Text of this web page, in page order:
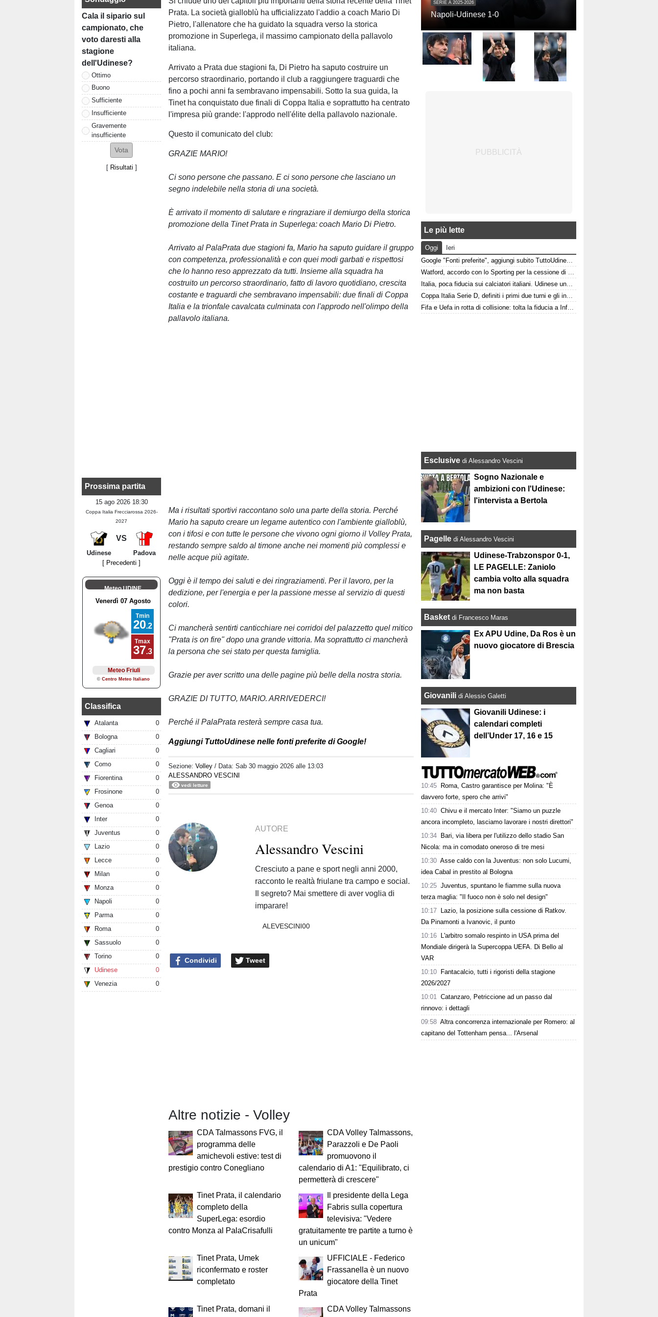
Cala il sipario sul
campionato, che
voto daresti alla
stagione
dell'Udinese?
Ottimo
Buono
Sufficiente
Insufficiente
Gravemente
insufficiente
[ Risultati ]
Prossima partita
15 ago 2026 18:30
Coppa Italia Frecciarossa 2026-
2027
VS
Udinese
Padova
[ Precedenti ]
Meteo UDINE
Classifica
Atalanta
0
Bologna
0
Cagliari
0
Como
0
Fiorentina
0
Frosinone
0
Genoa
0
Inter
0
Juventus
0
Lazio
0
Lecce
0
Milan
0
Monza
0
Napoli
0
Parma
0
Roma
0
Sassuolo
0
Torino
0
Udinese
0
Venezia
0
Prata. La società gialloblù ha ufficializzato l'addio a coach Mario Di
Pietro, l'allenatore che ha guidato la squadra verso la storica
promozione in Superlega, il massimo campionato della pallavolo
italiana.
Arrivato a Prata due stagioni fa, Di Pietro ha saputo costruire un
percorso straordinario, portando il club a raggiungere traguardi che
fino a pochi anni fa sembravano impensabili. Sotto la sua guida, la
Tinet ha conquistato due finali di Coppa Italia e soprattutto ha centrato
l'impresa più grande: l'approdo nell'élite della pallavolo nazionale.
Questo il comunicato del club:
GRAZIE MARIO!
Ci sono persone che passano. E ci sono persone che lasciano un
segno indelebile nella storia di una società.
È arrivato il momento di salutare e ringraziare il demiurgo della storica
promozione della Tinet Prata in Superlega: coach Mario Di Pietro.
Arrivato al PalaPrata due stagioni fa, Mario ha saputo guidare il gruppo
con competenza, professionalità e con quei modi garbati e rispettosi
che lo hanno reso apprezzato da tutti. Insieme alla squadra ha
costruito un percorso straordinario, fatto di lavoro quotidiano, crescita
costante e traguardi che sembravano impensabili: due finali di Coppa
Italia e la trionfale cavalcata culminata con l'approdo nell'olimpo della
pallavolo italiana.
Ma i risultati sportivi raccontano solo una parte della storia. Perché
Mario ha saputo creare un legame autentico con l'ambiente gialloblù,
con i tifosi e con tutte le persone che vivono ogni giorno il Volley Prata,
restando sempre saldo al timone anche nei momenti più complessi e
nelle acque più agitate.
Oggi è il tempo dei saluti e dei ringraziamenti. Per il lavoro, per la
dedizione, per l'energia e per la passione messe al servizio di questi
colori.
Ci mancherà sentirti canticchiare nei corridoi del palazzetto quel mitico
"Prata is on fire" dopo una grande vittoria. Ma soprattutto ci mancherà
la persona che sei stato per questa famiglia.
Grazie per aver scritto una delle pagine più belle della nostra storia.
GRAZIE DI TUTTO, MARIO. ARRIVEDERCI!
Perché il PalaPrata resterà sempre casa tua.
Aggiungi TuttoUdinese nelle fonti preferite di Google!
Sezione:Volley / Data:Sab 30 maggio 2026 alle 13:03
ALESSANDRO VESCINI
vedi letture
AUTORE
Alessandro Vescini
Cresciuto a pane e sport negli anni 2000,
racconto le realtà friulane tra campo e social.
Il segreto? Mai smettere di aver voglia di
imparare!
ALEVESCINI00
Condividi Tweet
Altre notizie - Volley
CDA Talmassons FVG, il
programma delle
amichevoli estive: test di
prestigio contro Conegliano
CDA Volley Talmassons,
Parazzoli e De Paoli
promuovono il
calendario di A1: "Equilibrato, ci
permetterà di crescere"
Tinet Prata, il calendario
completo della
SuperLega: esordio
contro Monza al PalaCrisafulli
Il presidente della Lega
Fabris sulla copertura
televisiva: "Vedere
gratuitamente tre partite a turno è
un unicum"
Tinet Prata, Umek
riconfermato e roster
completato
UFFICIALE - Federico
Frassanella è un nuovo
giocatore della Tinet
Prata
Tinet Prata, domani il
CDA Volley Talmassons
SERIE A 2025-2026
Napoli-Udinese 1-0
Le più lette
Oggi
Ieri
Google "Fonti preferite", aggiungi subito TuttoUdinese e personalizza le tue notizie
Watford, accordo con lo Sporting per la cessione di Irankunda. Le cifre
Italia, poca fiducia sui calciatori italiani. Udinese una delle poche eccezioni
Coppa Italia Serie D, definiti i primi due turni e gli incroci per le friulane
Fifa e Uefa in rotta di collisione: tolta la fiducia a Infantino
Esclusive di Alessandro Vescini
Sogno Nazionale e
ambizioni con l'Udinese:
l'intervista a Bertola
Pagelle di Alessandro Vescini
Udinese-Trabzonspor 0-1,
LE PAGELLE: Zaniolo
cambia volto alla squadra
ma non basta
Basket di Francesco Maras
Ex APU Udine, Da Ros è un
nuovo giocatore di Brescia
Giovanili di Alessio Galetti
Giovanili Udinese: i
calendari completi
dell’Under 17, 16 e 15
10:45
Roma, Castro garantisce per Molina: "È
davvero forte, spero che arrivi"
10:40 Chivu e il mercato Inter: "Siamo un puzzle
ancora incompleto, lasciamo lavorare i nostri direttori"
10:34
Bari, via libera per l'utilizzo dello stadio San
Nicola: ma in comodato oneroso di tre mesi
10:30 Asse caldo con la Juventus: non solo Lucumi,
idea Cabal in prestito al Bologna
10:25 Juventus, spuntano le fiamme sulla nuova
terza maglia: "Il fuoco non è solo nel design"
10:17
Lazio, la posizione sulla cessione di Ratkov.
Da Pinamonti a Ivanovic, il punto
10:16
L'arbitro somalo respinto in USA prima del
Mondiale dirigerà la Supercoppa UEFA. Di Bello al
VAR
10:10
Fantacalcio, tutti i rigoristi della stagione
2026/2027
10:01 Catanzaro, Petriccione ad un passo dal
rinnovo: i dettagli
09:58 Altra concorrenza internazionale per Romero: al
capitano del Tottenham pensa... l'Arsenal